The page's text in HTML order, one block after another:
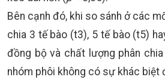
Bên cạnh đó, khi so sánh ở các
chia 3 tế bào (t3), 5 tế bào (t5)
đồng bộ và chất lượng phân
nhóm phôi không có sự khác biệt